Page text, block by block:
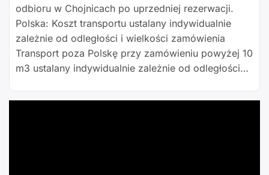
odbioru w Chojnicach po uprzedniej rezerwacji.
Polska: Koszt transportu ustalany indywidualnie
zależnie od odległości i wielkości zamówienia
Transport poza Polskę przy zamówieniu powyżej 10
m3 ustalany indywidualnie zależnie od odległości…